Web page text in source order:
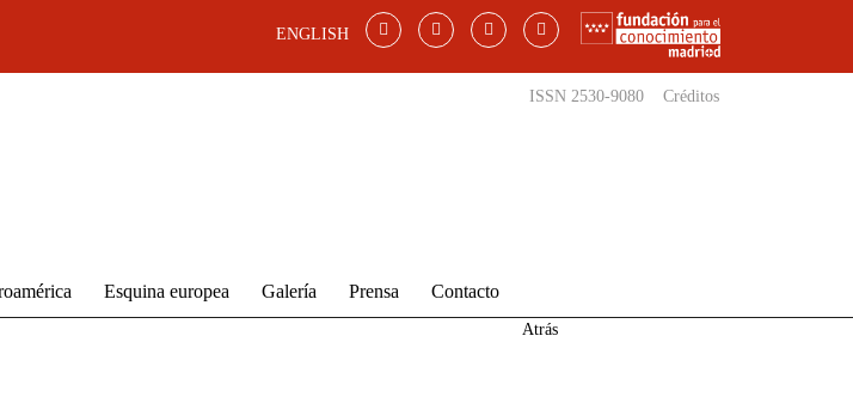
ENGLISH
ISSN 2530-9080 Créditos
Esquina europea Galería Prensa Contacto
Atrás